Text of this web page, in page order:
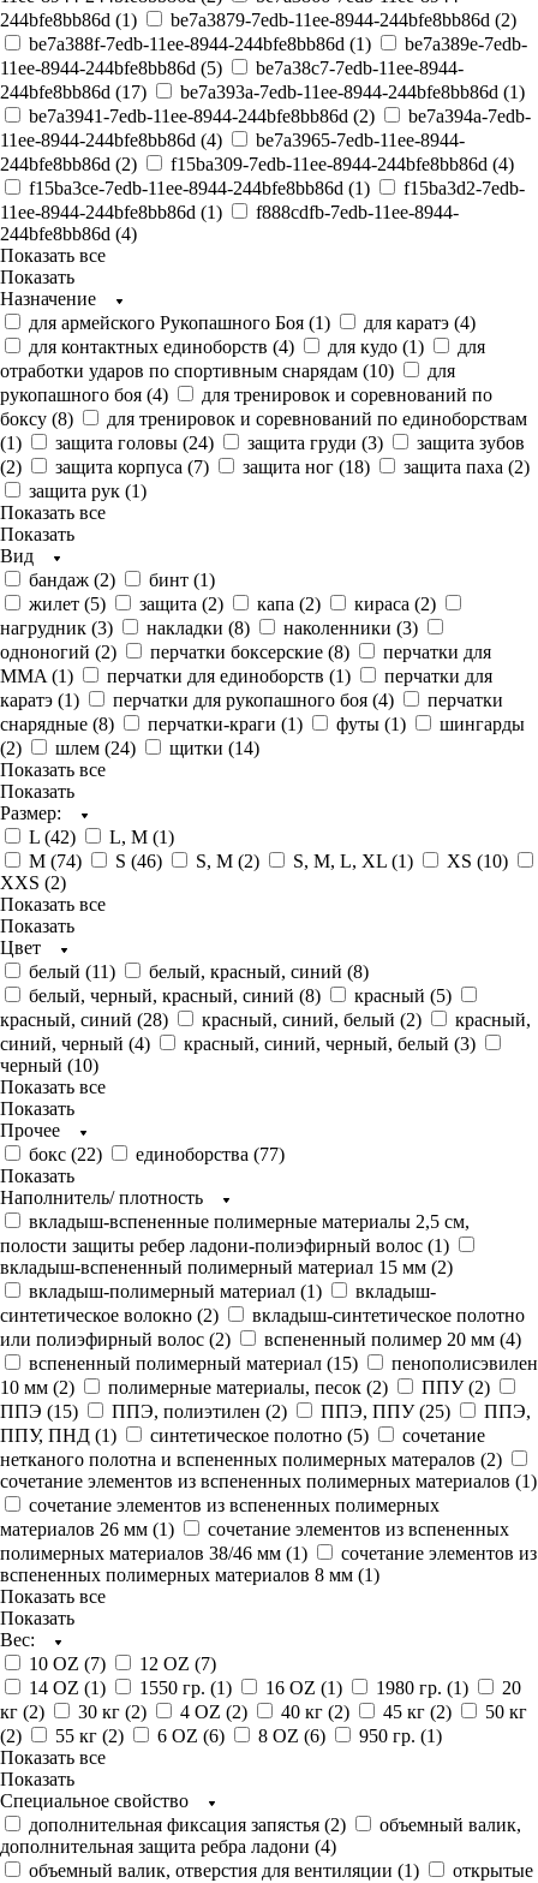
244bfe8bb86d (1) be7a3879-7edb-11ee-8944-244bfe8bb86d (2)
be7a388f-7edb-11ee-8944-244bfe8bb86d (1)
be7a389e-7edb-
11ee-8944-244bfe8bb86d (5)
be7a38c7-7edb-11ee-8944-
244bfe8bb86d (17) be7a393a-7edb-11ee-8944-244bfe8bb86d (1)
be7a3941-7edb-11ee-8944-244bfe8bb86d (2)
be7a394a-7edb-
11ee-8944-244bfe8bb86d (4)
be7a3965-7edb-11ee-8944-
244bfe8bb86d (2) f15ba309-7edb-11ee-8944-244bfe8bb86d (4)
f15ba3ce-7edb-11ee-8944-244bfe8bb86d (1)
f15ba3d2-7edb-
11ee-8944-244bfe8bb86d (1)
f888cdfb-7edb-11ee-8944-
244bfe8bb86d (4)
Показать все
Показать
Назначение
для армейского Рукопашного Боя (1) для каратэ (4)
для контактных единоборств (4) для кудо (1)
для
отработки ударов по спортивным снарядам (10)
для
рукопашного боя (4)
для тренировок и соревнований по
боксу (8)
для тренировок и соревнований по единоборствам
(1) защита головы (24) защита груди (3)
защита зубов
(2) защита корпуса (7) защита ног (18) защита паха (2)
защита рук (1)
Показать все
Показать
Вид
бандаж (2) бинт (1)
жилет (5) защита (2) капа (2) кираса (2)
нагрудник (3) накладки (8) наколенники (3)
одноногий (2) перчатки боксерские (8)
перчатки для
MMA (1) перчатки для единоборств (1)
перчатки для
каратэ (1) перчатки для рукопашного боя (4)
перчатки
снарядные (8) перчатки-краги (1) футы (1)
шингарды
(2) шлем (24) щитки (14)
Показать все
Показать
Размер:
L (42) L, M (1)
M (74) S (46) S, M (2) S, M, L, XL (1) XS (10)
XXS (2)
Показать все
Показать
Цвет
белый (11) белый, красный, синий (8)
белый, черный, красный, синий (8) красный (5)
красный, синий (28) красный, синий, белый (2)
красный,
синий, черный (4) красный, синий, черный, белый (3)
черный (10)
Показать все
Показать
Прочее
бокс (22) единоборства (77)
Показать
Наполнитель/ плотность
вкладыш-вспененные полимерные материалы 2,5 см,
полости защиты ребер ладони-полиэфирный волос (1)
вкладыш-вспененный полимерный материал 15 мм (2)
вкладыш-полимерный материал (1)
вкладыш-
синтетическое волокно (2)
вкладыш-синтетическое полотно
или полиэфирный волос (2) вспененный полимер 20 мм (4)
вспененный полимерный материал (15)
пенополисэвилен
10 мм (2) полимерные материалы, песок (2) ППУ (2)
ППЭ (15) ППЭ, полиэтилен (2) ППЭ, ППУ (25)
ППЭ,
ППУ, ПНД (1) синтетическое полотно (5)
сочетание
нетканого полотна и вспененных полимерных матералов (2)
сочетание элементов из вспененных полимерных материалов (1)
сочетание элементов из вспененных полимерных
материалов 26 мм (1)
сочетание элементов из вспененных
полимерных материалов 38/46 мм (1)
сочетание элементов из
вспененных полимерных материалов 8 мм (1)
Показать все
Показать
Вес:
10 OZ (7) 12 OZ (7)
14 OZ (1) 1550 гр. (1) 16 OZ (1) 1980 гр. (1)
20
кг (2) 30 кг (2) 4 OZ (2) 40 кг (2) 45 кг (2)
50 кг
(2) 55 кг (2) 6 OZ (6) 8 OZ (6) 950 гр. (1)
Показать все
Показать
Специальное свойство
дополнительная фиксация запястья (2)
объемный валик,
дополнительная защита ребра ладони (4)
объемный валик, отверстия для вентиляции (1)
открытые